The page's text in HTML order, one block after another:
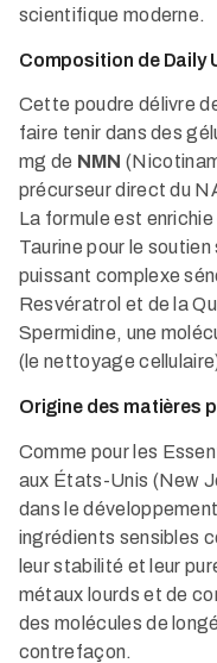
scientifique moderne.
Composition de Daily
Cette poudre délivre
faire tenir dans des
mg de NMN
précurseur direct du
La formule est
Taurine pour le
puissant complexe
Resvératrol et de la
Spermidine, une
(le nettoyage
Origine des matières
Comme pour les
aux États-Unis (New
dans le
ingrédients sensibles
leur stabilité et leur
métaux lourds et de
des molécules de
contrefaçon.